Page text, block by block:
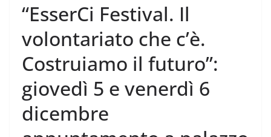
“EsserCi Festival. Il
volontariato che c’è.
Costruiamo il futuro”:
giovedì 5 e venerdì 6
dicembre